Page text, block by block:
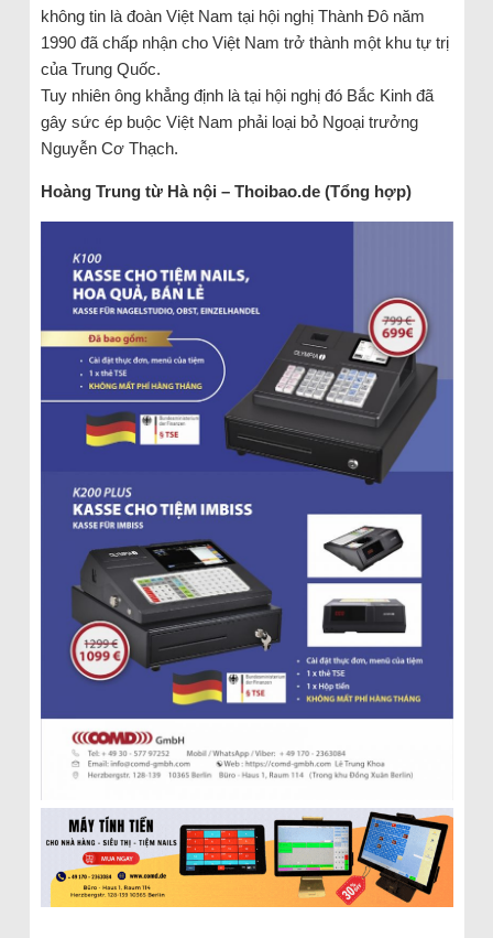
không tin là đoàn Việt Nam tại hội nghị Thành Đô năm
1990 đã chấp nhận cho Việt Nam trở thành một khu tự trị
của Trung Quốc.
Tuy nhiên ông khẳng định là tại hội nghị đó Bắc Kinh đã
gây sức ép buộc Việt Nam phải loại bỏ Ngoại trưởng
Nguyễn Cơ Thạch.
Hoàng Trung từ Hà nội – Thoibao.de (Tổng hợp)